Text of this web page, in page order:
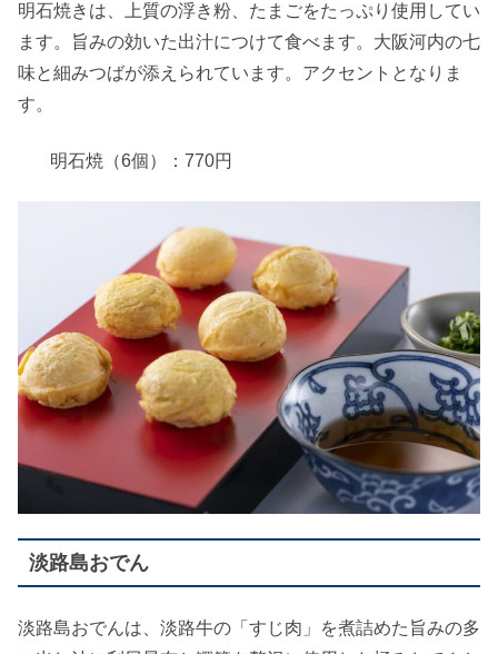
明石焼きは、上質の浮き粉、たまごをたっぷり使用してい
ます。旨みの効いた出汁につけて食べます。大阪河内の七
味と細みつばが添えられています。アクセントとなりま
す。
明石焼（6個）：770円
淡路島おでん
淡路島おでんは、淡路牛の「すじ肉」を煮詰めた旨みの多